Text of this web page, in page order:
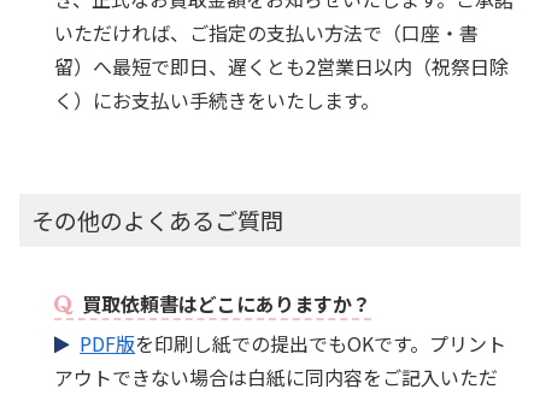
いただければ、ご指定の支払い方法で（口座・書
留）へ最短で即日、遅くとも2営業日以内（祝祭日除
く）にお支払い手続きをいたします。
その他のよくあるご質問
買取依頼書はどこにありますか？
PDF版を印刷し紙での提出でもOKです。プリント
アウトできない場合は白紙に同内容をご記入いただ